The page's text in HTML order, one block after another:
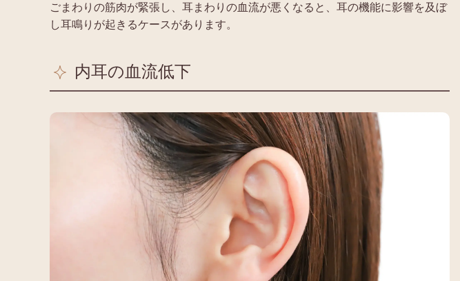
ごまわりの筋肉が緊張し、耳まわりの血流が悪くなると、耳の機能に影響を及ぼ
し耳鳴りが起きるケースがあります。
内耳の血流低下